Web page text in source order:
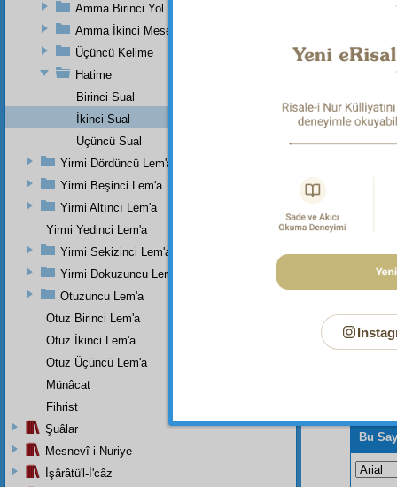
"Sizin
Sûresi,
Sûresi,
Dipnot-3
Bu
Amma Birinci Yol
Amma İkinci Mesele
Üçüncü Kelime
Hatime
Birinci Sual
İkinci Sual
Üçüncü Sual
Yirmi Dördüncü Lem'a
Yirmi Beşinci Lem'a
Yirmi Altıncı Lem'a
Yirmi Yedinci Lem'a
Yirmi Sekizinci Lem'a
Yirmi Dokuzuncu Lem'a
Otuzuncu Lem'a
Otuz Birinci Lem'a
Otuz İkinci Lem'a
Otuz Üçüncü Lem'a
Münâcat
Fihrist
Şuâlar
Mesnevî-i Nuriye
İşârâtü'l-İ'câz